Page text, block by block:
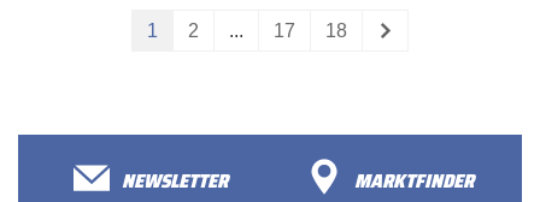
1 2 ... 17 18
NEWSLETTER
MARKTFINDER